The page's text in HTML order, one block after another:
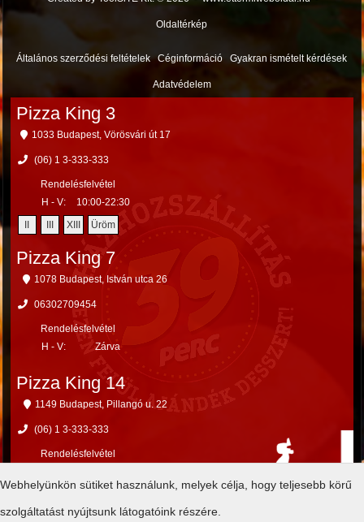
Webhelyünkön sütiket használunk, melyek célja, hogy teljesebb körű
szolgáltatást nyújtsunk látogatóink részére.
Oldaltérkép
Általános szerződési feltételek Céginformáció Gyakran ismételt kérdések
Adatvédelem
Pizza King 3
1033 Budapest, Vörösvári út 17
(06) 1 3-333-333
Rendelésfelvétel
H - V:
10:00-22:30
XIII Üröm
Pizza King 7
1078 Budapest, István utca 26
06302709454
Rendelésfelvétel
H - V:
Zárva
Pizza King 14
1149 Budapest, Pillangó u. 22
(06) 1 3-333-333
Rendelésfelvétel